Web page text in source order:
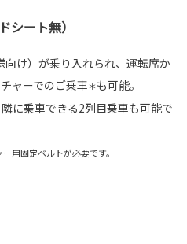
ート無）
け）が乗り入れられ、運転席か
ャーでのご乗車＊も可能。
に乗車できる2列目乗車も可能で
用固定ベルトが必要です。